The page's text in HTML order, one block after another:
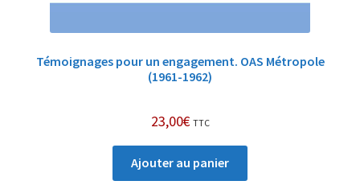
Témoignages pour un en­ga­gement. OAS Métropole
(1961-1962)
23,00€ TTC
Ajouter au panier